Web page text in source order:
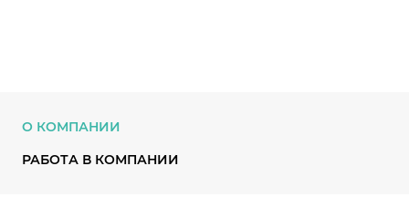
О КОМПАНИИ
РАБОТА В КОМПАНИИ